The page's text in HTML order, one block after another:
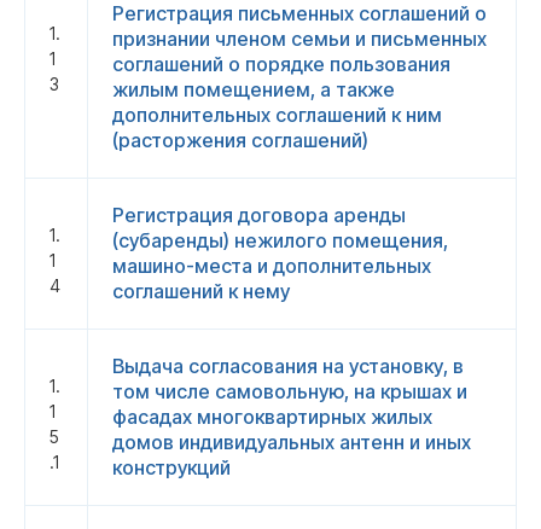
1.
1
3
Регистрация письменных соглашений о
признании членом семьи и письменных
соглашений о порядке пользования
жилым помещением, а также
дополнительных соглашений к ним
(расторжения соглашений)
1.
1
4
Регистрация договора аренды
(субаренды) нежилого помещения,
машино-места и дополнительных
соглашений к нему
1.
1
5
.1
Выдача согласования на установку, в
том числе самовольную, на крышах и
фасадах многоквартирных жилых
домов индивидуальных антенн и иных
конструкций